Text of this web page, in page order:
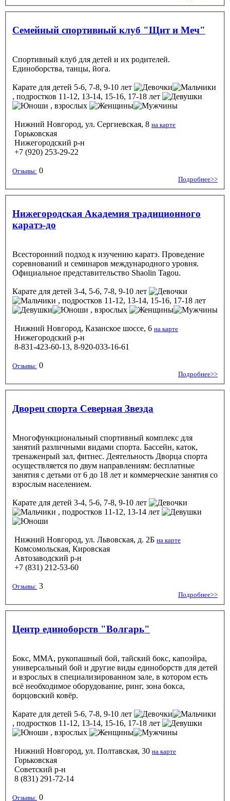
Семейный спортивный клуб "Щит и Меч"
Спортивный клуб для детей и их родителей.
Единоборства, танцы, йога.
Карате для детей 5-6, 7-8, 9-10 лет
, подростков 11-12, 13-14, 15-16, 17-18 лет
, взрослых
Нижний Новгород, ул. Сергиевская, 8 на карте
Горьковская
Нижегородский р-н
+7 (920) 253-29-22
Отзывы: 0
Подробнее>>
Нижегородская Академия традиционного
каратэ-до
Всесторонний подход к изучению каратэ. Проведение
соревнований и семинаров международного уровня.
Официальное представительство Shaolin Tagou.
Карате для детей 3-4, 5-6, 7-8, 9-10 лет
, подростков 11-12, 13-14, 15-16, 17-18 лет
, взрослых
Нижний Новгород, Казанское шоссе, 6 на карте
Нижегородский р-н
8-831-423-60-13, 8-920-033-16-61
Отзывы: 0
Подробнее>>
Дворец спорта Северная Звезда
Многофункциональный спортивный комплекс для
занятий различными видами спорта. Бассейн, каток,
тренаженрый зал, фитнес. Деятельность Дворца спорта
осуществляется по двум направлениям: бесплатные
занятия с детьми от 6 до 18 лет и коммерческие занятия со
взрослым населением.
Карате для детей 3-4, 5-6, 7-8, 9-10 лет
, подростков 11-12, 13-14 лет
Нижний Новгород, ул. Львовская, д. 2Б на карте
Комсомольская, Кировская
Автозаводский р-н
+7 (831) 212-53-60
Отзывы: 3
Подробнее>>
Центр единоборств "Волгарь"
Бокс, MMA, рукопашный бой, тайский бокс, капоэйра,
универсальный бой и другие виды единоборств для детей
и взрослых в специализированном зале, в котором есть
всё необходимое оборудование, ринг, зона бокса,
борцовский ковёр.
Карате для детей 5-6, 7-8, 9-10 лет
, подростков 11-12, 13-14, 15-16, 17-18 лет
, взрослых
Нижний Новгород, ул. Полтавская, 30 на карте
Горьковская
Советский р-н
8 (831) 291-72-14
Отзывы: 0